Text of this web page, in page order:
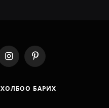
InstagramPinterest
ХОЛБОО БАРИХ